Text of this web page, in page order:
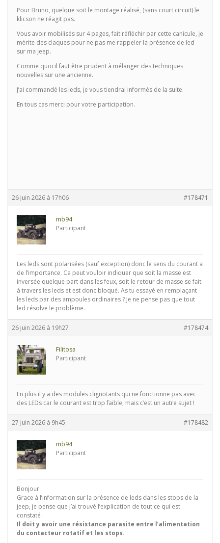
Pour Bruno, quelque soit le montage réalisé, (sans court circuit) le
klicson ne réagit pas.
Vous avoir mobilisés sur 4 pages, fait réfléchir par cette canicule, je
mérite des claques pour ne pas me rappeler la présence de led
sur ma jeep.
Comme quoi il faut être prudent à mélanger des techniques
nouvelles sur une ancienne.
J’ai commandé les leds, je vous tiendrai informés de la suite.
En tous cas merci pour votre participation.
26 juin 2026 à 17h06 #178471
mb94
Participant
Les leds sont polarisées (sauf exception) donc le sens du courant a
de l’importance. Ca peut vouloir indiquer que soit la masse est
inversée quelque part dans les feux, soit le retour de masse se fait
à travers les leds et est donc bloqué. As tu essayé en remplaçant
les leds par des ampoules ordinaires ? Je ne pense pas que tout
led résolve le problème.
26 juin 2026 à 19h27 #178474
Filitosa
Participant
En plus il y a des modules clignotants qui ne fonctionne pas avec
des LEDs car le courant est trop faible, mais c’est un autre sujet !
27 juin 2026 à 9h45 #178482
mb94
Participant
Bonjour
Grace à l’information sur la présence de leds dans les stops de la
jeep, je pense que j’ai trouvé l’explication de tout ce qui est
constaté :
Il doit y avoir une résistance parasite entre l’alimentation
du contacteur rotatif et les stops.